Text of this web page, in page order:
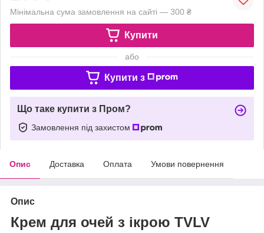
Мінімальна сума замовлення на сайті — 300 ₴
Купити
або
Купити з
Що таке купити з Пром?
Замовлення під захистом
Опис Доставка Оплата Умови повернення
Опис
Крем для очей з ікрою TVLV